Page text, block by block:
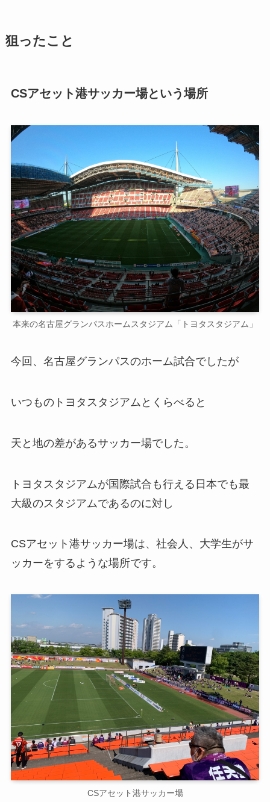
狙ったこと
CSアセット港サッカー場という場所
本来の名古屋グランパスホームスタジアム「トヨタスタジアム」
今回、名古屋グランパスのホーム試合でしたが
いつものトヨタスタジアムとくらべると
天と地の差があるサッカー場でした。
トヨタスタジアムが国際試合も行える日本でも最
大級のスタジアムであるのに対し
CSアセット港サッカー場は、社会人、大学生がサ
ッカーをするような場所です。
CSアセット港サッカー場